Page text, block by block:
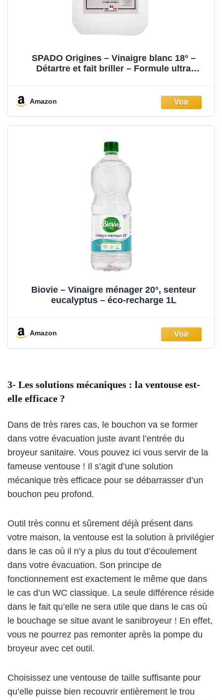
SPADO Origines – Vinaigre blanc 18° –
Détartre et fait briller – Formule ultra
Amazon
Biovie – Vinaigre ménager 20°, senteur
eucalyptus – éco-recharge 1L
Amazon
3- Les solutions mécaniques : la ventouse est-
elle efficace ?
Dans de très rares cas, le bouchon va se former
dans votre évacuation juste avant l’entrée du
broyeur sanitaire. Vous pouvez ici vous servir de la
fameuse ventouse ! Il s’agit d’une solution
mécanique très efficace pour se débarrasser d’un
bouchon peu profond.
Outil très connu et sûrement déjà présent dans
votre maison, la ventouse est la solution à privilégier
dans le cas où il n’y a plus du tout d’écoulement
dans votre évacuation. Son principe de
fonctionnement est exactement le même que dans
le cas d’un WC classique. La seule différence réside
dans le fait qu’elle ne sera utile que dans le cas où
le bouchage se situe avant le sanibroyeur ! En effet,
vous ne pourrez pas remonter après la pompe du
broyeur avec cet outil.
Choisissez une ventouse de taille suffisante pour
qu’elle puisse bien recouvrir entièrement le trou